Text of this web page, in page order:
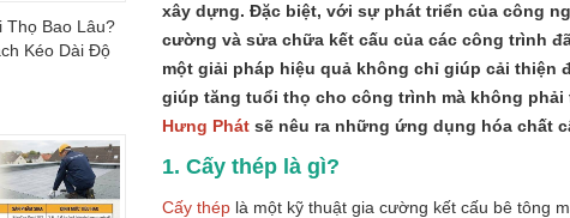
Thọ Bao Lâu?
Kéo Dài Độ
xây dựng. Đặc biệt, với sự phát triển của công
cường và sửa chữa kết cấu của các công trình
một giải pháp hiệu quả không chỉ giúp cải thiện
giúp tăng tuổi thọ cho công trình mà không
Hưng Phát sẽ nêu ra những ứng dụng hóa chất
1. Cấy thép là gì?
Cấy thép là một kỹ thuật gia cường kết cấu bê tông